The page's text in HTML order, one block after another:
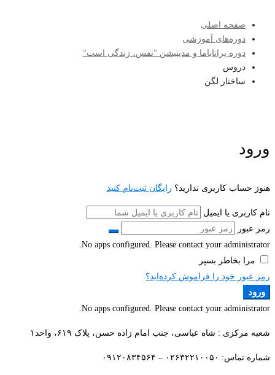
صفحه اصلی
دوره‌های آموزشی
دوره پرانایاما و مدیتیشن "نفس، زندگی است"
دروس
ساختار لگن
ورود
هنوز حساب کاربری ندارید؟ رایگان ثبت‌نام کنید
نام کاربری یا ایمیل
رمز عبور
No apps configured. Please contact your administrator.
مرا بخاطر بسپر
رمز عبور خود را فراموش کرده‌اید؟
ورود
No apps configured. Please contact your administrator.
شعبه مرکزی : شاه عباسی، جنب امام زاده حسن، پلاک ۶۱۹، واحد۱​
شماره تماس: ۰۲۶۳۲۲۱۰۰۵۰ – ۰۹۱۲۰۸۳۴۵۶۴